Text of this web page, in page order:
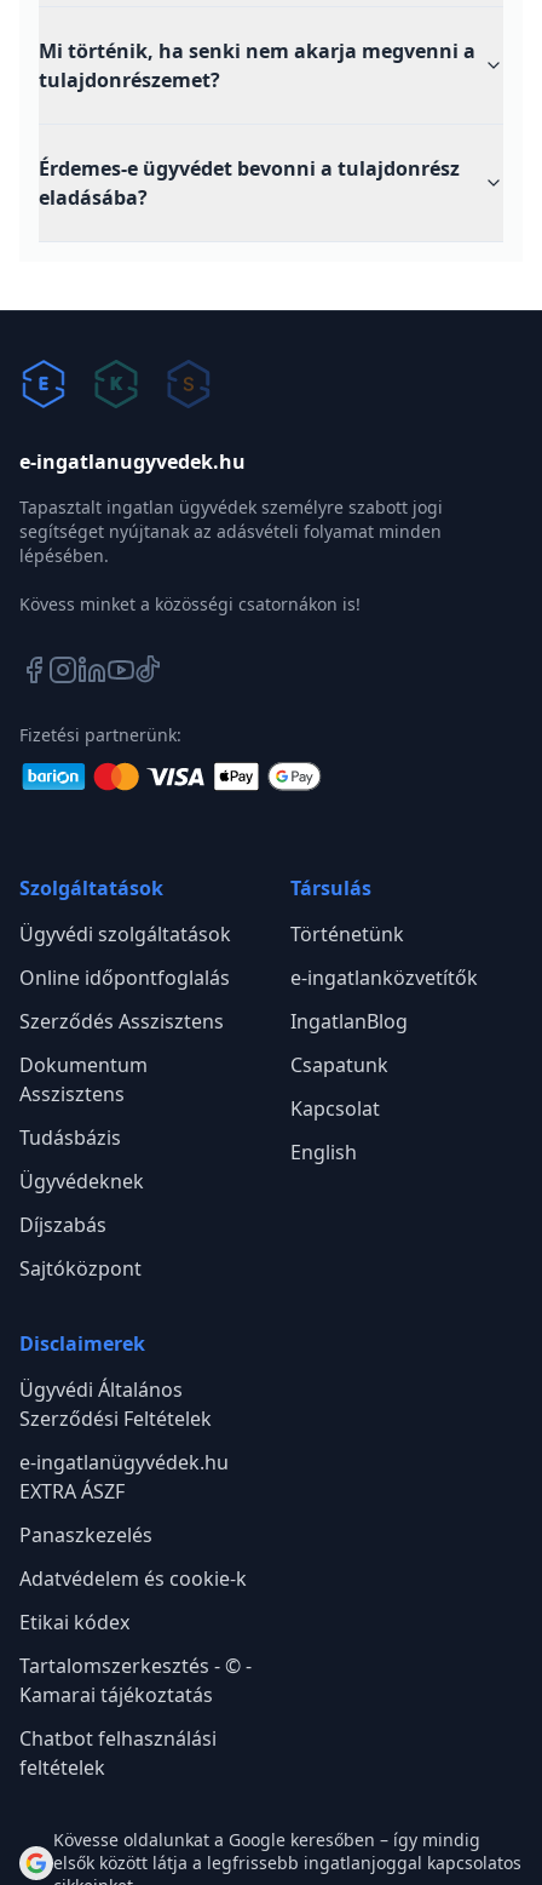
Mi történik, ha senki nem akarja megvenni a
tulajdonrészemet?
Érdemes-e ügyvédet bevonni a tulajdonrész
eladásába?
e-ingatlanugyvedek.hu
Tapasztalt ingatlan ügyvédek személyre szabott jogi
segítséget nyújtanak az adásvételi folyamat minden
lépésében.
Kövess minket a közösségi csatornákon is!
Fizetési partnerünk:
Szolgáltatások
Ügyvédi szolgáltatások
Online időpontfoglalás
Szerződés Asszisztens
Dokumentum
Asszisztens
Tudásbázis
Ügyvédeknek
Díjszabás
Sajtóközpont
Társulás
Történetünk
e-ingatlanközvetítők
IngatlanBlog
Csapatunk
Kapcsolat
English
Disclaimerek
Ügyvédi Általános
Szerződési Feltételek
e-ingatlanügyvédek.hu
EXTRA ÁSZF
Panaszkezelés
Adatvédelem és cookie-k
Etikai kódex
Tartalomszerkesztés - © -
Kamarai tájékoztatás
Chatbot felhasználási
feltételek
Kövesse oldalunkat a Google keresőben – így mindig
elsők között látja a legfrissebb ingatlanjoggal kapcsolatos